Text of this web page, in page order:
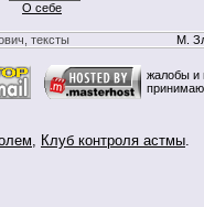
О себе
тексты М.
жалобы и
, Клуб контроля астмы.